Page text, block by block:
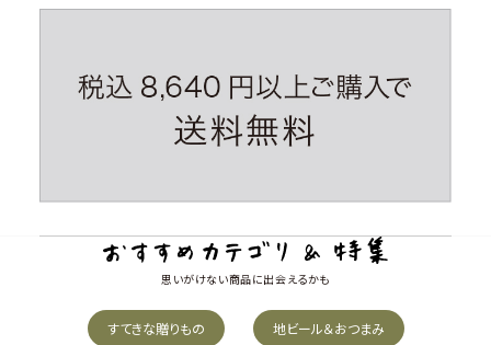
思いがけない商品に出会えるかも
すてきな贈りもの 地ビール＆おつまみ